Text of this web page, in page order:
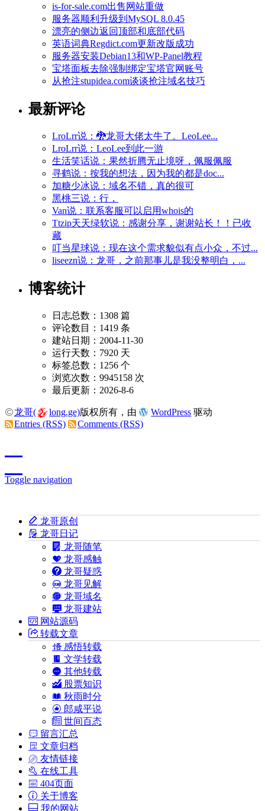
is-for-sale.com出售网站重做
服务器顺利升级到MySQL 8.0.45
漂亮的侧边返回顶部和底部代码
英语词典Regdict.com更新改版成功
服务器安装Debian13和WP-Panel教程
宝塔面板去除强制绑定宝塔官网账号
从抢注stupidea.com谈谈抢注域名技巧
最新评论
LroLrr说：🐉龙哥大佬太牛了。LeoLee...
LroLrr说：LeoLee到此一游
生活笑话说：果然折腾无止境呀，佩服佩服
寻鹤说：按我的想法，因为我的都是doc...
加糖少冰说：域名不错，真的很可
黑桃三说：行，
Van说：联系客服可以启用whois的
Ttzip天天绿软说：感谢分享，谢谢站长！！已收
藏
叮当星球说：现在这个需求貌似有点小众，不过...
liseezn说：龙哥，之前那事儿是我没整明白，...
博客统计
日志总数：1308 篇
评论数目：1419 条
建站日期：2004-11-30
运行天数：7920 天
标签总数：1256 个
浏览次数：9945158 次
最后更新：2026-8-6
龙哥( long.ge)版权所有，由 WordPress 驱动
Entries (RSS)
Comments (RSS)
Toggle navigation
龙哥原创
龙哥日记
龙哥随笔
龙哥感触
龙哥疑惑
龙哥见解
龙哥域名
龙哥建站
网站源码
转载文章
感悟转载
文学转载
其他转载
股票知识
秋雨时分
郎咸平说
世间百态
留言汇总
文章归档
友情链接
在线工具
404页面
关于博客
我的网站